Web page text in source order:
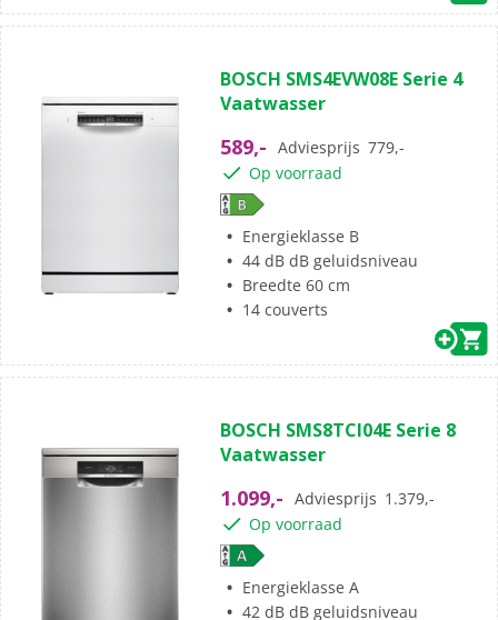
BOSCH SMS4EVW08E Serie 4
Vaatwasser
589,- Adviesprijs 779,-
Op voorraad
Energieklasse B
44 dB dB geluidsniveau
Breedte 60 cm
14 couverts
BOSCH SMS8TCI04E Serie 8
Vaatwasser
1.099,- Adviesprijs 1.379,-
Op voorraad
Energieklasse A
42 dB dB geluidsniveau